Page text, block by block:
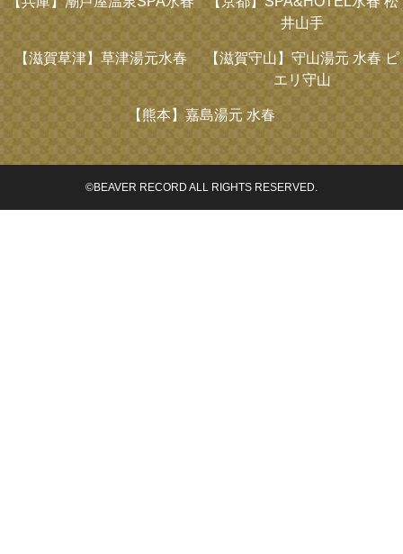
井山手
【滋賀草津】草津湯元水春 【滋賀守山】守山湯元 水春 ピ
エリ守山
【熊本】嘉島湯元 水春
©BEAVER RECORD ALL RIGHTS RESERVED.